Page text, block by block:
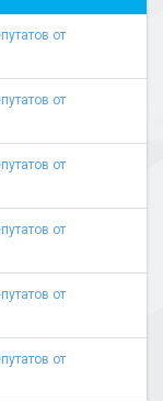
от
от
от
от
от
от